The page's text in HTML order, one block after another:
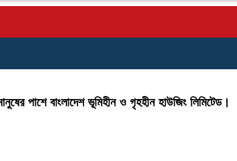
পাশে বাংলাদেশ ভূমিহীন ও গৃহহীন হাউজিং লিমিটেড।